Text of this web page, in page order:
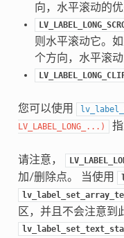
向，水平滚动的优
则水平滚动它。
个方向，水平滚动
您可以使用
LV_LABEL_LONG_
... )
请注意，
加/删除点。 当使用
区，并且不会注意到